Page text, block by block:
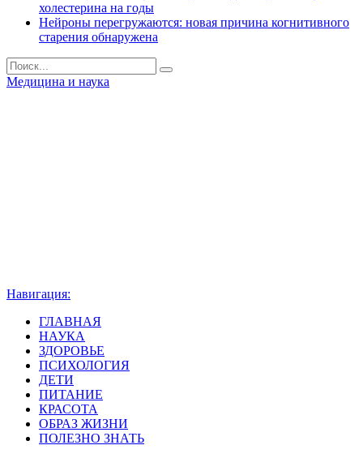
холестерина на годы
Нейроны перегружаются: новая причина когнитивного
старения обнаружена
Медицина и наука
Навигация:
ГЛАВНАЯ
НАУКА
ЗДОРОВЬЕ
ПСИХОЛОГИЯ
ДЕТИ
ПИТАНИЕ
КРАСОТА
ОБРАЗ ЖИЗНИ
ПОЛЕЗНО ЗНАТЬ